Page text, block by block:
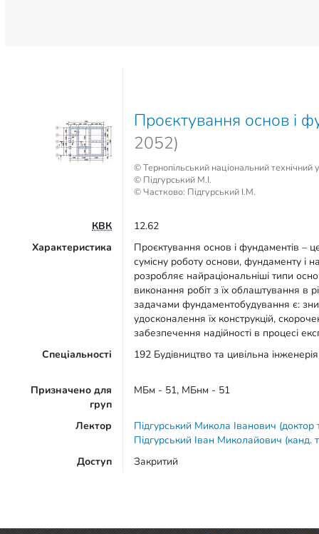
Проєктування основ і
2052)
© Тернопільський національний технічний
© Підгурський М.І.
© Частково: Підгурський І.М.
КВК
12.62
Характеристика
Проєктування основ і фундаментів –
сумісну роботу основи, фундаменту і
розробляє найраціональніші типи
виконання робіт з їх облаштування в
задачами фундаментобудування є:
удосконалення їх конструкцій,
забезпечення надійності в процесі
Спеціальності
192 Будівництво та цивільна інженерія
Призначено для
груп
МБм - 51, МБнм - 51
Лектор
Підгурський Микола Іванович
Підгурський Іван Миколайович (канд.
Доступ
Закритий